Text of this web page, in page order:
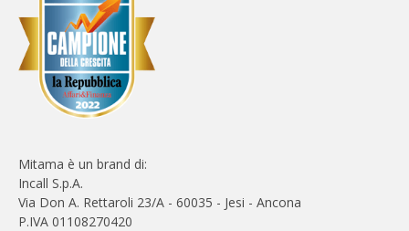
Mitama è un brand di:
Incall S.p.A.
Via Don A. Rettaroli 23/A - 60035 - Jesi - Ancona
P.IVA 01108270420